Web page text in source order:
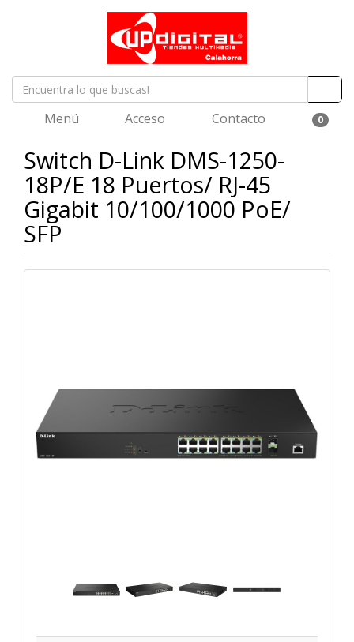
Menú Acceso Contacto 0
Switch D-Link DMS-1250-
18P/E 18 Puertos/ RJ-45
Gigabit 10/100/1000 PoE/
SFP